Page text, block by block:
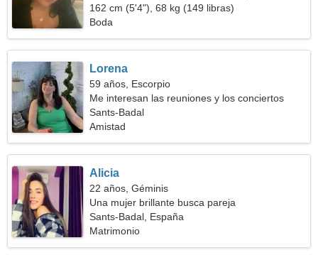
162 cm (5'4"), 68 kg (149 libras)
Boda
Lorena
59 años, Escorpio
Me interesan las reuniones y los conciertos
Sants-Badal
Amistad
Alicia
22 años, Géminis
Una mujer brillante busca pareja
Sants-Badal, España
Matrimonio